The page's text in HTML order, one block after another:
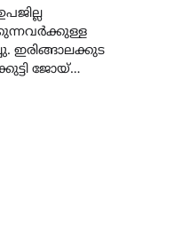
ഇരിങ്ങാലക്കുട
ജോയ്…